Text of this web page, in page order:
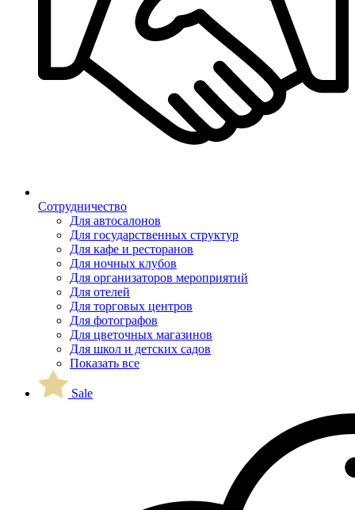
Сотрудничество
Для автосалонов
Для государственных структур
Для кафе и ресторанов
Для ночных клубов
Для организаторов мероприятий
Для отелей
Для торговых центров
Для фотографов
Для цветочных магазинов
Для школ и детских садов
Показать все
Sale